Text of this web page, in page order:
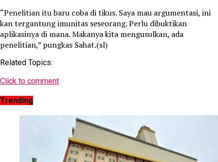
“Penelitian itu baru coba di tikus. Saya mau argumentasi, ini
kan tergantung imunitas seseorang. Perlu dibuktikan
aplikasinya di mana. Makanya kita mengusulkan, ada
penelitian,” pungkas Sahat.(sl)
Related Topics:
Click to comment
Trending